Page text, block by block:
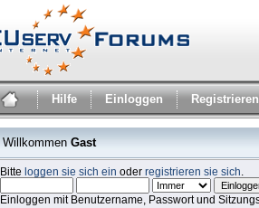
Hilfe Einloggen Registrieren
Willkommen Gast
Bitteloggen sie sich ein oderregistrieren sie sich
Einloggen mit Benutzername, Passwort und